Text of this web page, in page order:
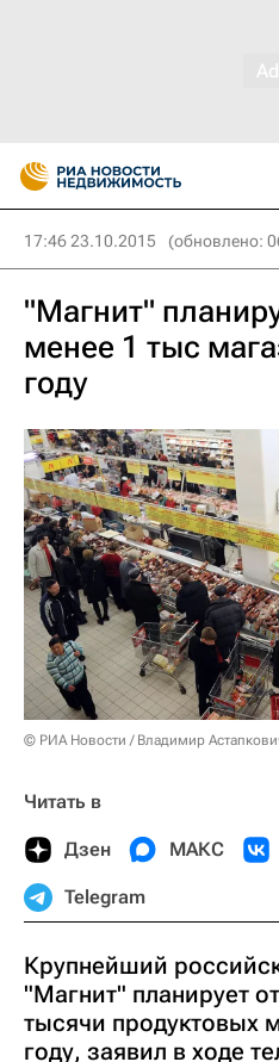
17:46 23.10.2015 (обновлено:
"Магнит"
менее 1 тыс
году
© РИА Новости / Владимир
Читать в
Дзен МАКС
Telegram
Крупнейший
"Магнит" планирует
тысячи продуктовых
году, заявил в ходе